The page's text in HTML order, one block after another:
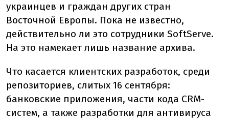
украинцев и граждан других стран
Восточной Европы. Пока не известно,
действительно ли это сотрудники SoftServe.
На это намекает лишь название архива.
Что касается клиентских разработок, среди
репозиториев, слитых 16 сентября:
банковские приложения, части кода CRM-
систем, а также разработки для антивируса